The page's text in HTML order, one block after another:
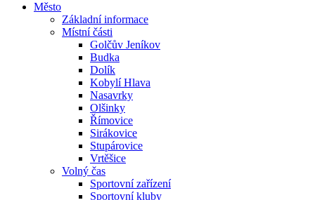
Město
Základní informace
Místní části
Golčův Jeníkov
Budka
Dolík
Kobylí Hlava
Nasavrky
Olšinky
Římovice
Sirákovice
Stupárovice
Vrtěšice
Volný čas
Sportovní zařízení
Sportovní kluby